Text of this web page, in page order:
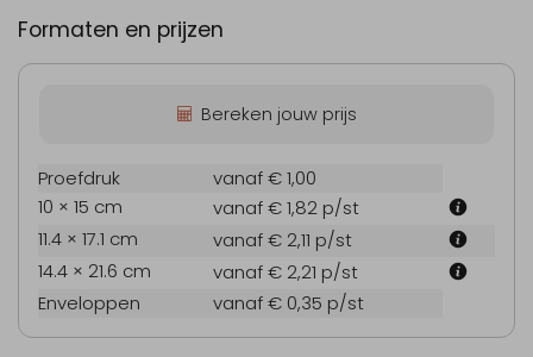
Formaten en prijzen
Bereken jouw prijs
Proefdruk
vanaf € 1,00
10 × 15 cm
vanaf € 1,82 p/st
11.4 × 17.1 cm
vanaf € 2,11 p/st
14.4 × 21.6 cm
vanaf € 2,21 p/st
Enveloppen
vanaf € 0,35 p/st